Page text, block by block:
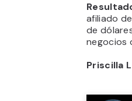
afiliado
de
negocios
Priscilla